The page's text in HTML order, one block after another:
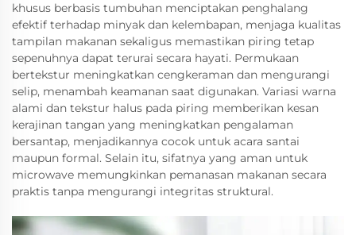
khusus berbasis tumbuhan menciptakan penghalang
efektif terhadap minyak dan kelembapan, menjaga kualitas
tampilan makanan sekaligus memastikan piring tetap
sepenuhnya dapat terurai secara hayati. Permukaan
bertekstur meningkatkan cengkeraman dan mengurangi
selip, menambah keamanan saat digunakan. Variasi warna
alami dan tekstur halus pada piring memberikan kesan
kerajinan tangan yang meningkatkan pengalaman
bersantap, menjadikannya cocok untuk acara santai
maupun formal. Selain itu, sifatnya yang aman untuk
microwave memungkinkan pemanasan makanan secara
praktis tanpa mengurangi integritas struktural.